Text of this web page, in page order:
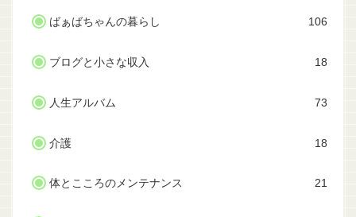
ばぁばちゃんの暮らし 106
ブログと小さな収入 18
人生アルバム 73
介護 18
体とこころのメンテナンス 21